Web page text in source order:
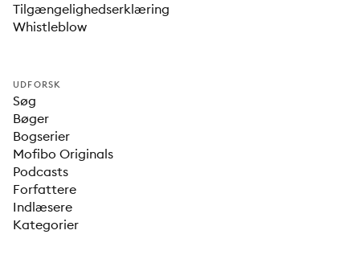
Tilgængelighedserklæring
Whistleblow
UDFORSK
Søg
Bøger
Bogserier
Mofibo Originals
Podcasts
Forfattere
Indlæsere
Kategorier